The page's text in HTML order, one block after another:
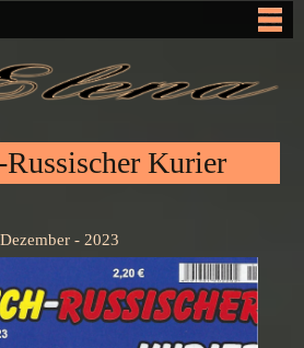
Russischer Kurier
Dezember - 2023